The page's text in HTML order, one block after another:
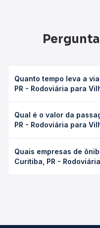
Quanto tempo leva a
PR - Rodoviária para
Vilhena, RO leva em
conforme a viação, o
duração exata de cada
Qual é o valor da
PR - Rodoviária para
Rodoviária para Vilhena,
varia conforme a data da
Quais empresas de
Curitiba, PR -